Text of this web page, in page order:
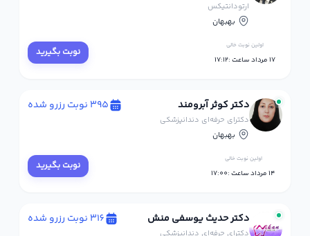
ارتودانتیکس
بهبهان
اولین نوبت خالی
17 مرداد ساعت :17:12
نوبت بگیرید
دکتر کوثر آبرومند
دکترای حرفه‌ای دندانپزشکی
بهبهان
395 نوبت رزرو شده
اولین نوبت خالی
14 مرداد ساعت :17:00
نوبت بگیرید
دکتر حدیث یوسفی منش
دکترای حرفه‌ای دندانپزشکی
316 نوبت رزرو شده